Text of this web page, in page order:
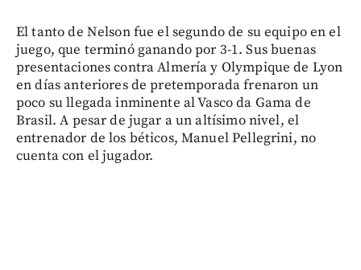
El tanto de Nelson fue el segundo de su equipo en el
juego, que terminó ganando por 3-1. Sus buenas
presentaciones contra Almería y Olympique de Lyon
en días anteriores de pretemporada frenaron un
poco su llegada inminente al Vasco da Gama de
Brasil. A pesar de jugar a un altísimo nivel, el
entrenador de los béticos, Manuel Pellegrini, no
cuenta con el jugador.